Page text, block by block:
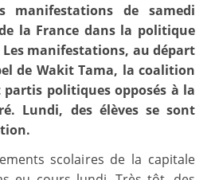
manifestations de samedi
la France dans la politique
manifestations, au départ
de Wakit Tama, la coalition
partis politiques opposés à la
Lundi, des élèves se sont
scolaires de la capitale